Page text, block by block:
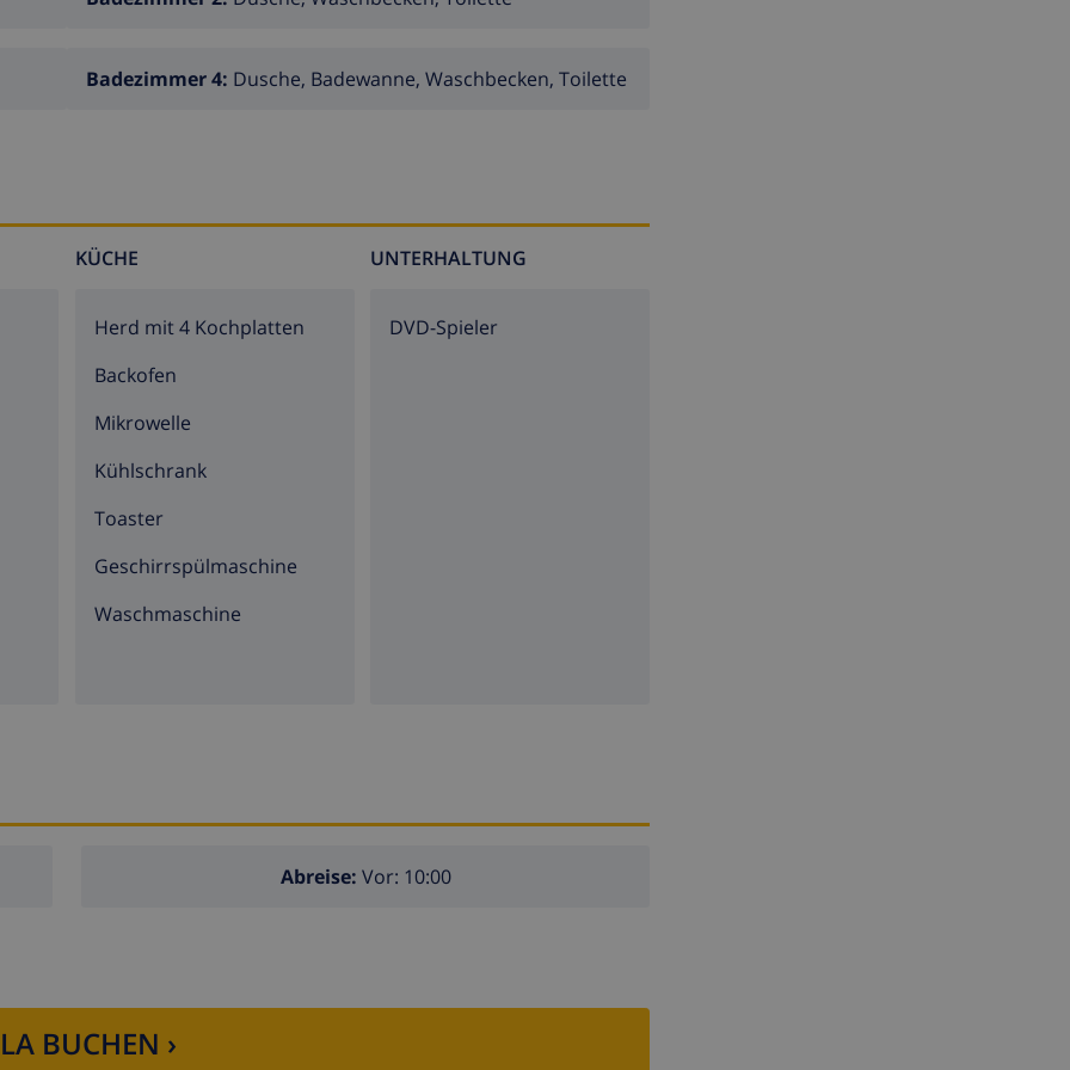
der Villa
Badezimmer 4: Dusche, Badewanne, Waschbecken, Toilette
KÜCHE
Herd mit 4 Kochplatten
Backofen
Mikrowelle
Kühlschrank
Toaster
Geschirrspülmaschine
Waschmaschine
UNTERHALTUNG
DVD-Spieler
Abreise: Vor: 10:00
BUCHEN ›